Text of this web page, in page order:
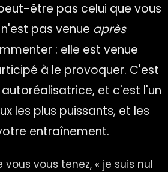
être pas celui que vous
pas venue après
: elle est venue
à le provoquer. C'est
et c'est l'un
les plus puissants, et les
entraînement.
vous tenez, « je suis nul